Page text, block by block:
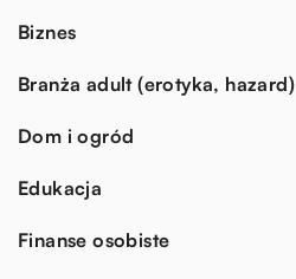
Biznes
Branża adult (erotyka, hazard)
Dom i ogród
Edukacja
Finanse osobiste